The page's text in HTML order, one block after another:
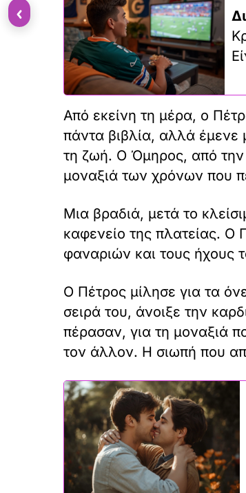
Από εκείνη τη μέρα, ο
πάντα βιβλία, αλλά έμενε
τη ζωή. Ο Όμηρος, από την
μοναξιά των χρόνων που
Μια βραδιά, μετά το
καφενείο της πλατείας. Ο
φαναριών και τους ήχους
Ο Πέτρος μίλησε για τα
σειρά του, άνοιξε την
πέρασαν, για τη μοναξιά
τον άλλον. Η σιωπή που
‹